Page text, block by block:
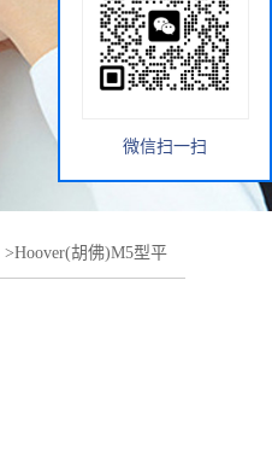
>Hoover(胡佛)M5型平
微信扫一扫